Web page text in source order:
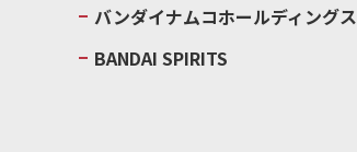
バンダイナムコホールディングス
BANDAI SPIRITS